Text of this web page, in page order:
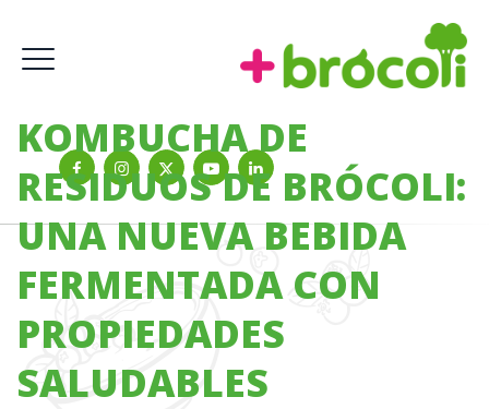
KOMBUCHA DE
RESIDUOS DE BRÓCOLI:
UNA NUEVA BEBIDA
FERMENTADA CON
PROPIEDADES
SALUDABLES